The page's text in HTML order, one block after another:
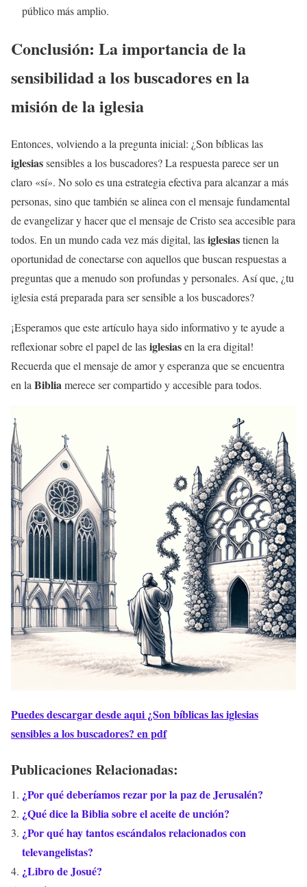
público más amplio.
Conclusión: La importancia de la
sensibilidad a los buscadores en la
misión de la iglesia
Entonces, volviendo a la pregunta inicial: ¿Son bíblicas las
iglesiassensibles a los buscadores? La respuesta parece ser un
claro «sí». No solo es una estrategia efectiva para alcanzar a más
personas, sino que también se alinea con el mensaje fundamental
de evangelizar y hacer que el mensaje de Cristo sea accesible para
todos. En un mundo cada vez más digital, lasiglesiastienen la
oportunidad de conectarse con aquellos que buscan respuestas a
preguntas que a menudo son profundas y personales. Así que, ¿tu
iglesia está preparada para ser sensible a los buscadores?
¡Esperamos que este artículo haya sido informativo y te ayude a
reflexionar sobre el papel de lasiglesiasen la era digital!
Recuerda que el mensaje de amor y esperanza que se encuentra
en la Biblia merece ser compartido y accesible para todos.
Puedes descargar desde aqui ¿Son bíblicas las iglesias
sensibles a los buscadores? en pdf
Publicaciones Relacionadas:
¿Por qué deberíamos rezar por la paz de Jerusalén?
¿Qué dice la Biblia sobre el aceite de unción?
¿Por qué hay tantos escándalos relacionados con
televangelistas?
¿Libro de Josué?